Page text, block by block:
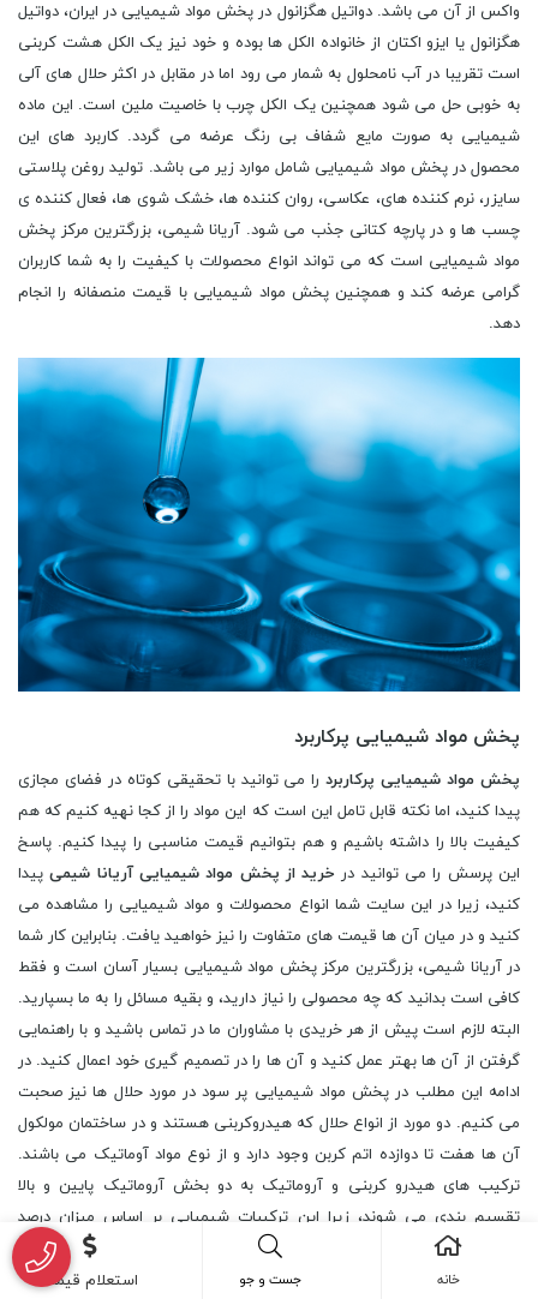
واکس از آن می باشد. دواتیل هگزانول در پخش مواد شیمیایی در ایران، دواتیل
هگزانول یا ایزو اکتان از خانواده الکل ها بوده و خود نیز یک الکل هشت کربنی
است تقریبا در آب نامحلول به شمار می رود اما در مقابل در اکثر حلال های آلی
به خوبی حل می شود همچنین یک الکل چرب با خاصیت ملین است. این ماده
شیمیایی به صورت مایع شفاف بی رنگ عرضه می گردد. کاربرد های این
محصول در پخش مواد شیمیایی شامل موارد زیر می باشد. تولید روغن پلاستی
سایزر، نرم کننده های، عکاسی، روان کننده ها، خشک شوی ها، فعال کننده ی
چسب ها و در پارچه کتانی جذب می شود. آریانا شیمی، بزرگترین مرکز پخش
مواد شیمیایی است که می تواند انواع محصولات با کیفیت را به شما کاربران
گرامی عرضه کند و همچنین پخش مواد شیمیایی با قیمت منصفانه را انجام
دهد.
پخش مواد شیمیایی پرکاربرد
پخش مواد شیمیایی پرکاربردرا می توانید با تحقیقی کوتاه در فضای مجازی
پیدا کنید، اما نکته قابل تامل این است که این مواد را از کجا نهیه کنیم که هم
کیفیت بالا را داشته باشیم و هم بتوانیم قیمت مناسبی را پیدا کنیم. پاسخ
این پرسش را می توانید در خرید از پخش مواد شیمیایی آریانا شیمی پیدا
کنید، زیرا در این سایت شما انواع محصولات و مواد شیمیایی را مشاهده می
کنید و در میان آن ها قیمت های متفاوت را نیز خواهید یافت. بنابراین کار شما
در آریانا شیمی، بزرگترین مرکز پخش مواد شیمیایی بسیار آسان است و فقط
کافی است بدانید که چه محصولی را نیاز دارید، و بقیه مسائل را به ما بسپارید.
البته لازم است پیش از هر خریدی با مشاوران ما در تماس باشید و با راهنمایی
گرفتن از آن ها بهتر عمل کنید و آن ها را در تصمیم گیری خود اعمال کنید. در
ادامه این مطلب در پخش مواد شیمیایی پر سود در مورد حلال ها نیز صحبت
می کنیم. دو مورد از انواع حلال که هیدروکربنی هستند و در ساختمان مولکول
آن ها هفت تا دوازده اتم کربن وجود دارد و از نوع مواد آوماتیک می باشند.
ترکیب های هیدرو کربنی و آروماتیک به دو بخش آروماتیک پایین و بالا
تقسیم بندی می شوند، زیرا این ترکیبات شیمیایی بر اساس میزان درصد
موجود، در بو و خصوصیات متفاوت هستند. از برش دادن نفت سفید یا کروزن،
ترکیبات هیدروکربنی به وجود می آید که به نام وایت اسپریت معروف
خانه جست و جو استعلام قیمت